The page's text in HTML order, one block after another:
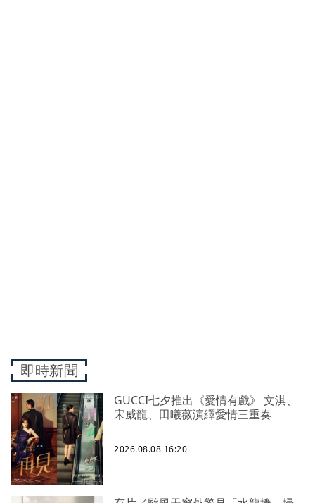
即時新聞
GUCCI七夕推出《愛情有戲》 文淇、
宋威龍、田曦薇演繹愛情三重奏
2026.08.08 16:20